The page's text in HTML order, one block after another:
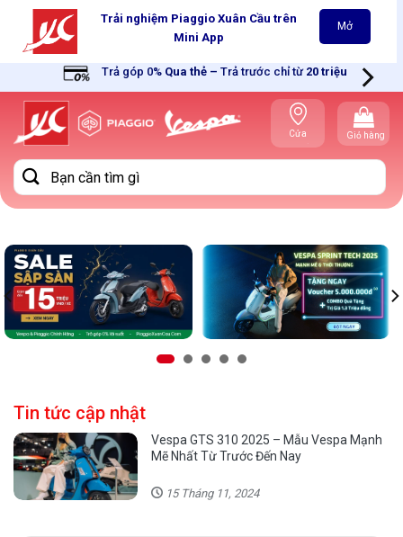
content
Trải nghiệm Piaggio Xuân Cầu trên
Mini App
Mở
Trả góp 0% Qua thẻ – Trả trước chỉ từ 20 triệu
Cửa
hàng gần
bạn
Giỏ hàng
Tìm
kiếm:
Tin tức cập nhật
Vespa GTS 310 2025 – Mẫu Vespa Mạnh
Mẽ Nhất Từ Trước Đến Nay
15 Tháng 11, 2024